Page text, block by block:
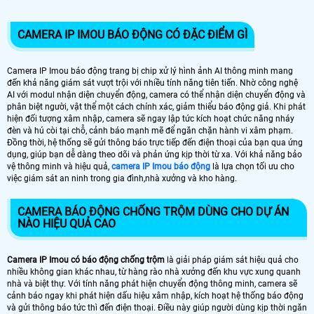
CAMERA IP IMOU BÁO ĐỘNG CÓ ĐẶC ĐIỂM GÌ
Camera IP Imou báo động trang bị chip xử lý hình ảnh AI thông minh mang
đến khả năng giám sát vượt trội với nhiều tính năng tiên tiến. Nhờ công nghệ
AI với modul nhận diện chuyển động, camera có thể nhận diện chuyển động và
phân biệt người, vật thể một cách chính xác, giảm thiểu báo động giả. Khi phát
hiện đối tượng xâm nhập, camera sẽ ngay lập tức kích hoạt chức năng nháy
đèn và hú còi tại chỗ, cảnh báo mạnh mẽ để ngăn chặn hành vi xâm phạm.
Đồng thời, hệ thống sẽ gửi thông báo trực tiếp đến điện thoại của bạn qua ứng
dụng, giúp bạn dễ dàng theo dõi và phản ứng kịp thời từ xa. Với khả năng bảo
vệ thông minh và hiệu quả, camera IP Imou báo động là lựa chọn tối ưu cho
việc giám sát an ninh trong gia đình,nhà xưởng và kho hàng.
CAMERA BÁO ĐỘNG CHỐNG TRỘM DÙNG CHO DỰ ÁN
NÀO HIỆU QUẢ CAO
Camera IP Imou có báo động chống trộm là giải pháp giám sát hiệu quả cho
nhiều không gian khác nhau, từ hàng rào nhà xưởng đến khu vực xung quanh
nhà và biệt thự. Với tính năng phát hiện chuyển động thông minh, camera sẽ
cảnh báo ngay khi phát hiện dấu hiệu xâm nhập, kích hoạt hệ thống báo động
và gửi thông báo tức thì đến điện thoại. Điều này giúp người dùng kịp thời ngăn